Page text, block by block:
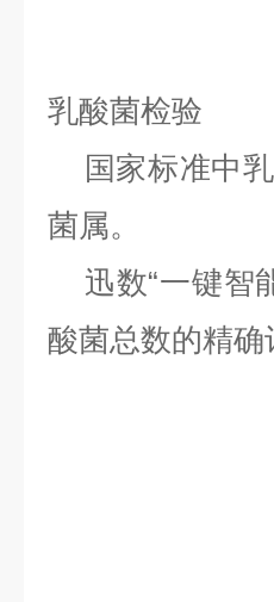
乳酸菌检验
国家标准中乳
菌属。
迅数“一键智
酸菌总数的精确